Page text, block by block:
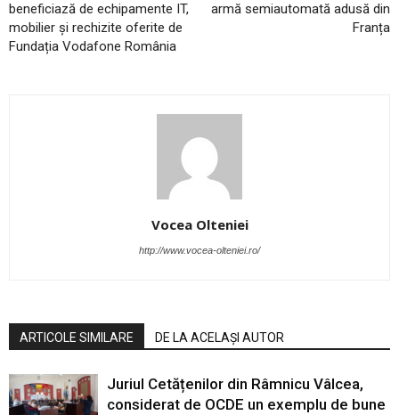
beneficiază de echipamente IT,
mobilier și rechizite oferite de
Fundația Vodafone România
armă semiautomată adusă din
Franța
Vocea Olteniei
http://www.vocea-olteniei.ro/
ARTICOLE SIMILARE DE LA ACELAȘI AUTOR
Juriul Cetățenilor din Râmnicu Vâlcea,
considerat de OCDE un exemplu de bune